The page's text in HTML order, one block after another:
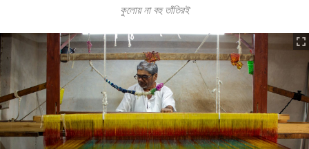
কুলোয় না বহু তাঁতিরই